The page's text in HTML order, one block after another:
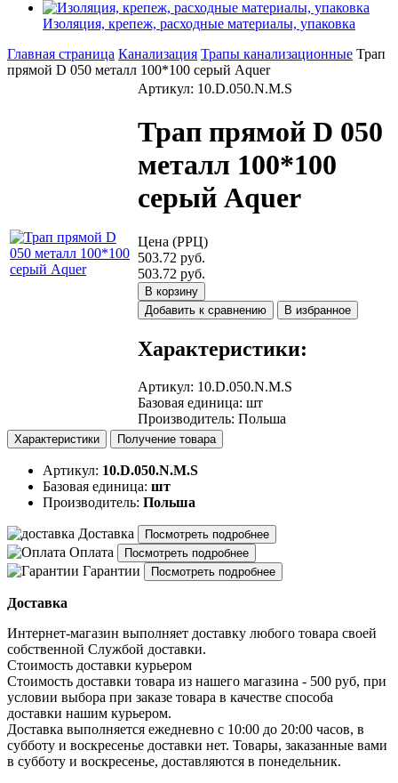
Изоляция, крепеж, расходные материалы, упаковка
Главная страница Канализация Трапы канализационные Трап
прямой D 050 металл 100*100 серый Aquer
Артикул: 10.D.050.N.M.S
Трап прямой D 050
металл 100*100
серый Aquer
Цена (РРЦ)
503.72 руб.
503.72 руб.
В корзину
Добавить к сравнению
В избранное
Характеристики:
Артикул: 10.D.050.N.M.S
Базовая единица: шт
Производитель: Польша
Характеристики Получение товара
Артикул: 10.D.050.N.M.S
Базовая единица: шт
Производитель: Польша
Доставка Посмотреть подробнее
Оплата Посмотреть подробнее
Гарантии Посмотреть подробнее
Доставка
Интернет-магазин выполняет доставку любого товара своей
собственной Службой доставки.
Стоимость доставки курьером
Стоимость доставки товара из нашего магазина - 500 руб, при
условии выбора при заказе товара в качестве способа
доставки нашим курьером.
Доставка выполняется ежедневно с 10:00 до 20:00 часов, в
субботу и воскресенье доставки нет. Товары, заказанные вами
в субботу и воскресенье, доставляются в понедельник.